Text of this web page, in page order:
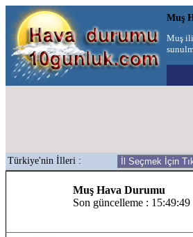
Muş
Muş
Türkiye'nin İlleri :
Muş Hava Durumu
Son güncelleme : 15:49:49